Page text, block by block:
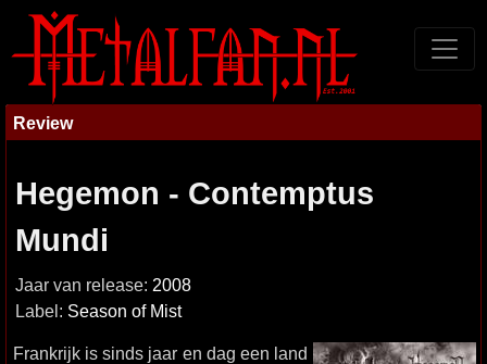
Review
Hegemon - Contemptus
Mundi
Jaar van release: 2008
Label: Season of Mist
Frankrijk is sinds jaar en dag een land